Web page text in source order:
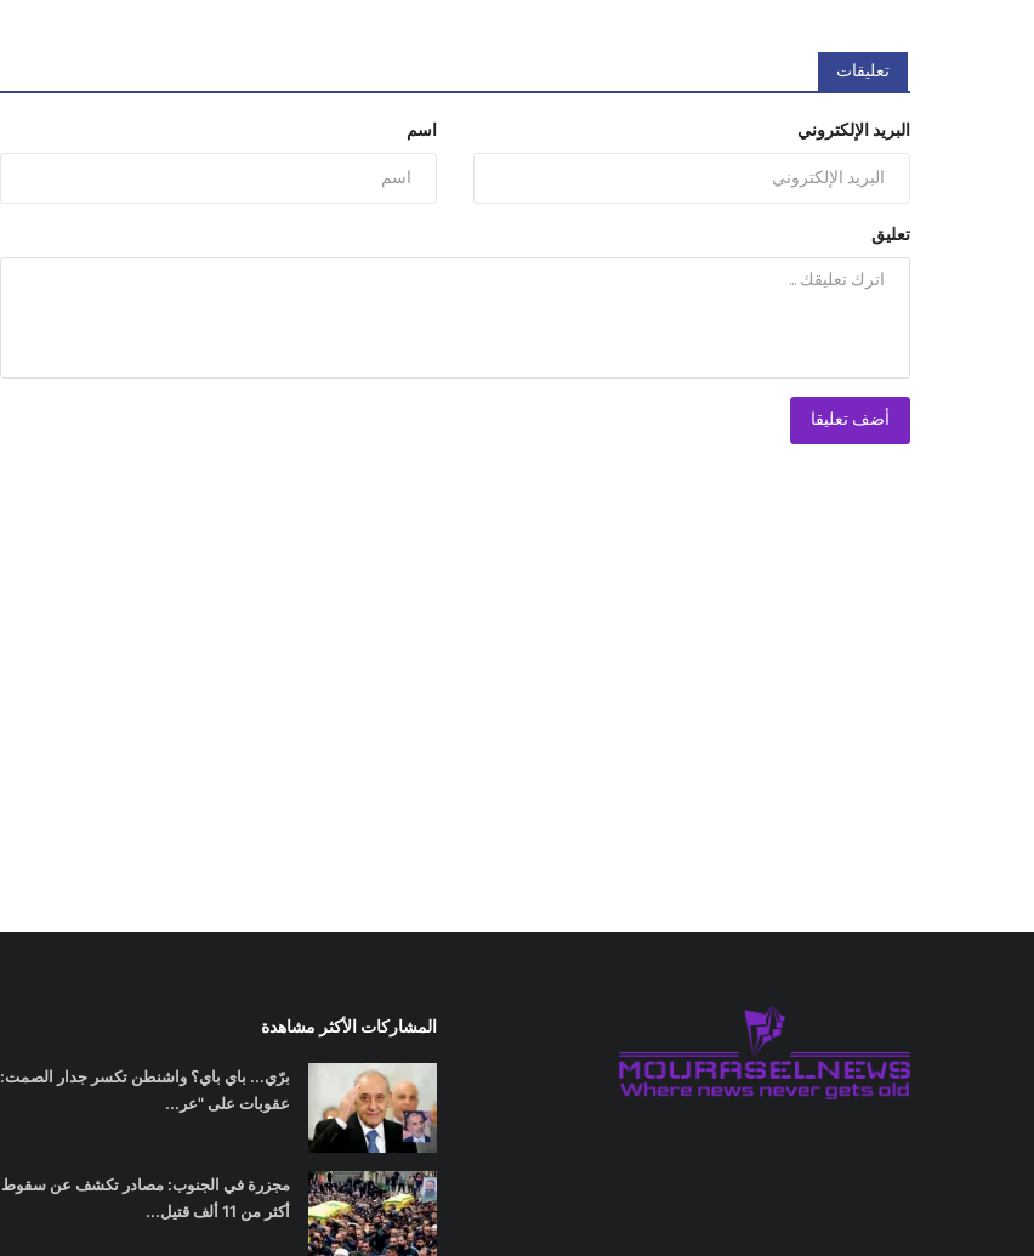
تعليقات
اسم البريد الإلكتروني
تعليق
أضف تعليقا
المشاركات الأكثر مشاهدة
برّي... باي باي؟ واشنطن تكسر جدار الصمت:
عقوبات على "عر...
مجزرة في الجنوب: مصادر تكشف عن سقوط
أكثر من 11 ألف قتيل...